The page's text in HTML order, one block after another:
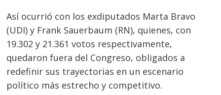
Así ocurrió con los exdiputados Marta Bravo
(UDI) y Frank Sauerbaum (RN), quienes, con
19.302 y 21.361 votos respectivamente,
quedaron fuera del Congreso, obligados a
redefinir sus trayectorias en un escenario
político más estrecho y competitivo.